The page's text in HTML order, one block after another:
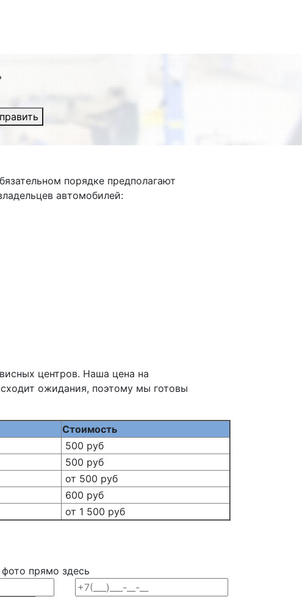
порядке предполагают
автомобилей:
центров. Наша цена на
ожидания, поэтому мы готовы
Стоимость
500 руб
500 руб
от 500 руб
600 руб
от 1 500 руб
прямо здесь